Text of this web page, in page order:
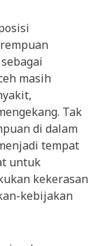
masih
Tak
di dalam
tempat
untuk
kekerasan
kebijakan